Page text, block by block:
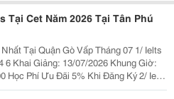
Tại Cet Năm 2026 Tại Tân Phú
Quận Gò Vấp Tháng 07 1/ Ielts
Giờ: